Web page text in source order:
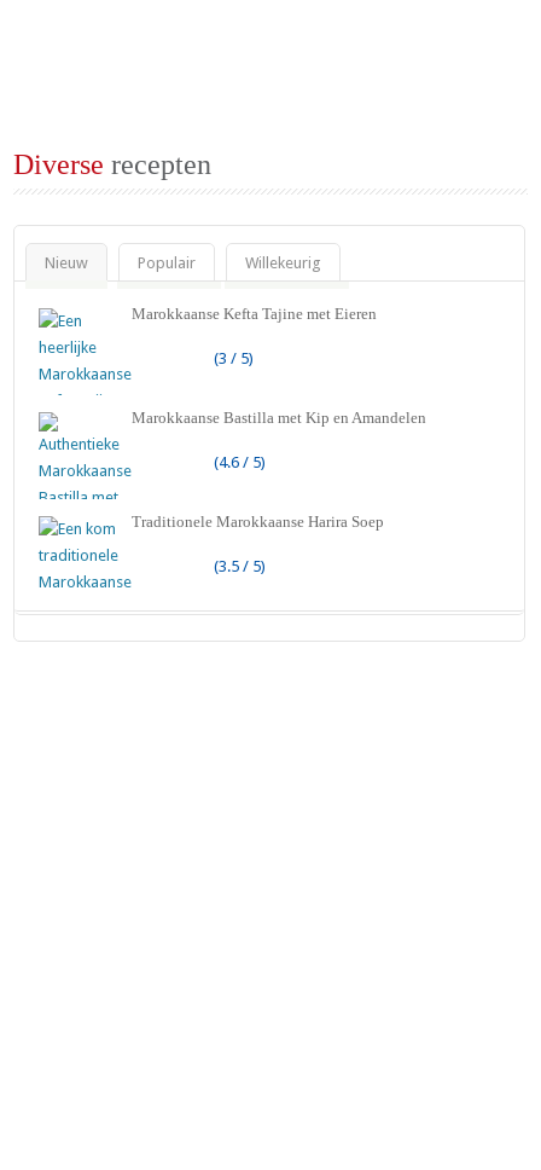
Diverse recepten
Nieuw Populair Willekeurig
Marokkaanse Kefta Tajine met Eieren
(3 / 5)
Marokkaanse Bastilla met Kip en Amandelen
(4.6 / 5)
Traditionele Marokkaanse Harira Soep
(3.5 / 5)